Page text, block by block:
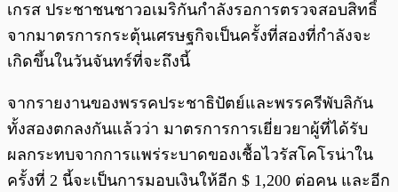
เกรส ประชาชนชาวอเมริกันกำลังรอการตรวจสอบสิทธิ์
จากมาตรการกระตุ้นเศรษฐกิจเป็นครั้งที่สองที่กำลังจะ
เกิดขึ้นในวันจันทร์ที่จะถึงนี้
จากรายงานของพรรคประชาธิปัตย์และพรรครีพับลิกัน
ทั้งสองตกลงกันแล้วว่า มาตรการการเยี่ยวยาผู้ที่ได้รับ
ผลกระทบจากการแพร่ระบาดของเชื้อไวรัสโคโรน่าใน
ครั้งที่ 2 นี้จะเป็นการมอบเงินให้อีก $ 1,200 ต่อคน และอีก